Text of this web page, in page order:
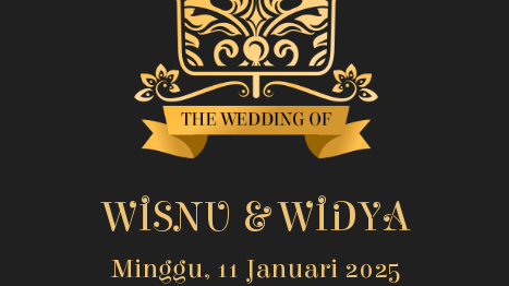
WISNU & WIDYA
Minggu, 11 Januari 2025